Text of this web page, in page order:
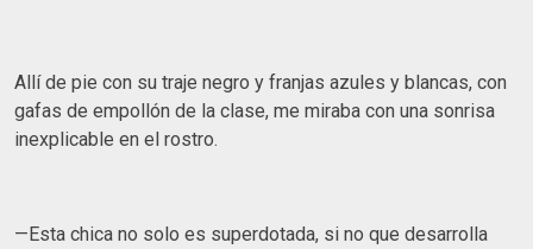
Allí de pie con su traje negro y franjas azules y blancas, con
gafas de empollón de la clase, me miraba con una sonrisa
inexplicable en el rostro.
—Esta chica no solo es superdotada, si no que desarrolla